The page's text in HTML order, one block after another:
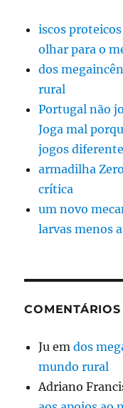
iscos
olhar para o
dos
rural
Portugal não
Joga mal
jogos
armadilha
crítica
um novo
larvas menos
Ju emdos
mundo rural
Adriano